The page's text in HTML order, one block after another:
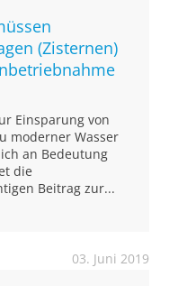
(Zisternen)
Einsparung von
moderner Wasser
an Bedeutung
die
Beitrag zur...
03. Juni 2019